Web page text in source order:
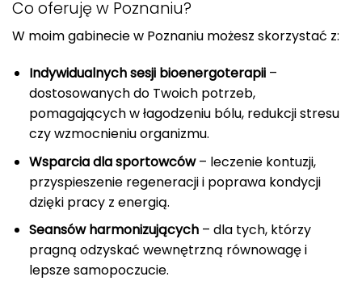
Co oferuję w Poznaniu?
W moim gabinecie w Poznaniu możesz skorzystać z:
Indywidualnych sesji bioenergoterapii–
dostosowanych do Twoich potrzeb,
pomagających w łagodzeniu bólu, redukcji stresu
czy wzmocnieniu organizmu.
Wsparcia dla sportowców– leczenie kontuzji,
przyspieszenie regeneracji i poprawa kondycji
dzięki pracy z energią.
Seansów harmonizujących– dla tych, którzy
pragną odzyskać wewnętrzną równowagę i
lepsze samopoczucie.